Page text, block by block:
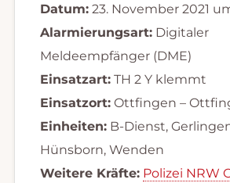
Datum:23. November 2021
Alarmierungsart:Digitaler
Meldeempfänger (DME)
Einsatzart:TH 2 Y klemmt
Einsatzort:Ottfingen –
Einheiten:B-Dienst,
Hünsborn, Wenden
Weitere Kräfte: Polizei NRW